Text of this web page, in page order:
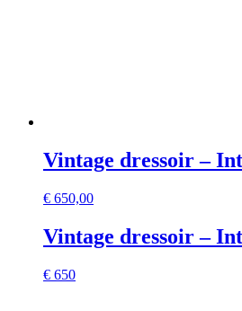
Vintage dressoir –
€ 650,00
Vintage dressoir –
€ 650